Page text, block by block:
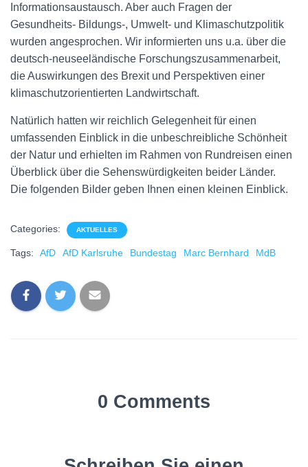
Informationsaustausch. Aber auch Fragen der
Gesundheits- Bildungs-, Umwelt- und Klimaschutzpolitik
wurden angesprochen. Wir informierten uns u.a. über die
deutsch-neuseeländische Forschungszusammenarbeit,
die Auswirkungen des Brexit und Perspektiven einer
klimaschutzorientierten Landwirtschaft.
Natürlich hatten wir reichlich Gelegenheit für einen
umfassenden Einblick in die unbeschreibliche Schönheit
der Natur und erhielten im Rahmen von Rundreisen einen
Überblick über die Sehenswürdigkeiten beider Länder.
Die folgenden Bilder geben Ihnen einen kleinen Einblick.
Categories: AKTUELLES
Tags: AfD AfD Karlsruhe Bundestag Marc Bernhard MdB
0 Comments